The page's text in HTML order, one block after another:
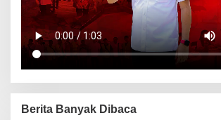
Berita Banyak Dibaca